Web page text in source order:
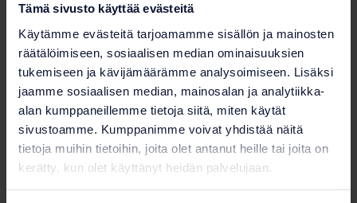
Tämä sivusto käyttää evästeitä
Käytämme evästeitä tarjoamamme sisällön ja mainosten
räätälöimiseen, sosiaalisen median ominaisuuksien
tukemiseen ja kävijämäärämme analysoimiseen. Lisäksi
jaamme sosiaalisen median, mainosalan ja analytiikka-
alan kumppaneillemme tietoja siitä, miten käytät
sivustoamme. Kumppanimme voivat yhdistää näitä
tietoja muihin tietoihin, joita olet antanut heille tai joita on
kerätty, kun olet käyttänyt heidän palvelujaan.
accessibility.
Photo gallery